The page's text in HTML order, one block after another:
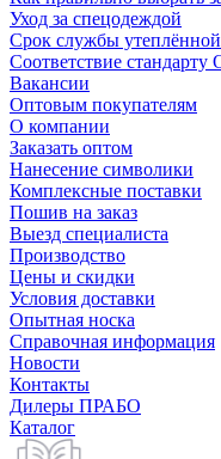
Уход за спецодеждой
Срок службы
Соответствие стандарту
Вакансии
Оптовым покупателям
О компании
Заказать оптом
Нанесение символики
Комплексные поставки
Пошив на заказ
Выезд специалиста
Производство
Цены и скидки
Условия доставки
Опытная носка
Справочная информация
Новости
Контакты
Дилеры ПРАБО
Каталог